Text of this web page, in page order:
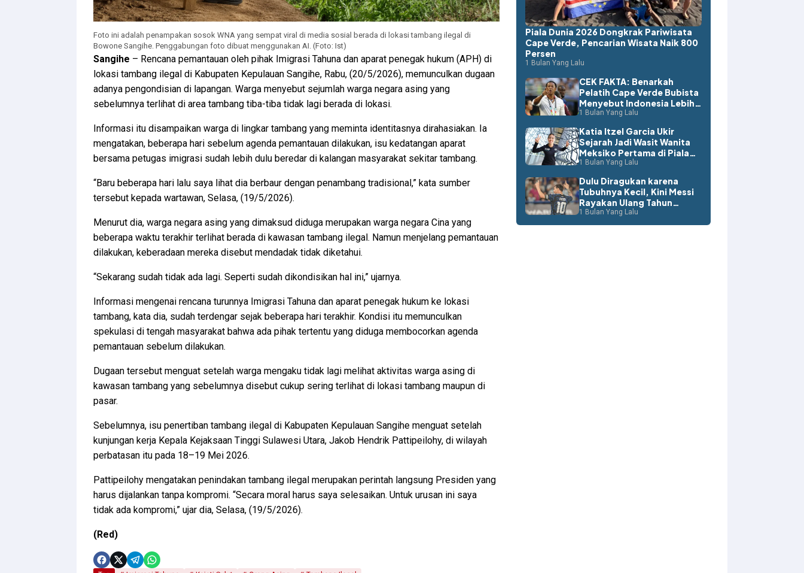
Foto ini adalah penampakan sosok WNA yang sempat viral di media sosial berada di lokasi tambang ilegal di
Bowone Sangihe. Penggabungan foto dibuat menggunakan AI. (Foto: Ist)
Sangihe – Rencana pemantauan oleh pihak Imigrasi Tahuna dan aparat penegak hukum (APH) di
lokasi tambang ilegal di Kabupaten Kepulauan Sangihe, Rabu, (20/5/2026), memunculkan dugaan
adanya pengondisian di lapangan. Warga menyebut sejumlah warga negara asing yang
sebelumnya terlihat di area tambang tiba-tiba tidak lagi berada di lokasi.
Informasi itu disampaikan warga di lingkar tambang yang meminta identitasnya dirahasiakan. Ia
mengatakan, beberapa hari sebelum agenda pemantauan dilakukan, isu kedatangan aparat
bersama petugas imigrasi sudah lebih dulu beredar di kalangan masyarakat sekitar tambang.
“Baru beberapa hari lalu saya lihat dia berbaur dengan penambang tradisional,” kata sumber
tersebut kepada wartawan, Selasa, (19/5/2026).
Menurut dia, warga negara asing yang dimaksud diduga merupakan warga negara Cina yang
beberapa waktu terakhir terlihat berada di kawasan tambang ilegal. Namun menjelang pemantauan
dilakukan, keberadaan mereka disebut mendadak tidak diketahui.
“Sekarang sudah tidak ada lagi. Seperti sudah dikondisikan hal ini,” ujarnya.
Informasi mengenai rencana turunnya Imigrasi Tahuna dan aparat penegak hukum ke lokasi
tambang, kata dia, sudah terdengar sejak beberapa hari terakhir. Kondisi itu memunculkan
spekulasi di tengah masyarakat bahwa ada pihak tertentu yang diduga membocorkan agenda
pemantauan sebelum dilakukan.
Dugaan tersebut menguat setelah warga mengaku tidak lagi melihat aktivitas warga asing di
kawasan tambang yang sebelumnya disebut cukup sering terlihat di lokasi tambang maupun di
pasar.
Sebelumnya, isu penertiban tambang ilegal di Kabupaten Kepulauan Sangihe menguat setelah
kunjungan kerja Kepala Kejaksaan Tinggi Sulawesi Utara, Jakob Hendrik Pattipeilohy, di wilayah
perbatasan itu pada 18–19 Mei 2026.
Pattipeilohy mengatakan penindakan tambang ilegal merupakan perintah langsung Presiden yang
harus dijalankan tanpa kompromi. “Secara moral harus saya selesaikan. Untuk urusan ini saya
tidak ada kompromi,” ujar dia, Selasa, (19/5/2026).
(Red)
Piala Dunia 2026 Dongkrak Pariwisata
Cape Verde, Pencarian Wisata Naik 800
Persen
1 Bulan Yang Lalu
CEK FAKTA: Benarkah
Pelatih Cape Verde Bubista
Menyebut Indonesia Lebih
Layak ke Piala Dunia?
1 Bulan Yang Lalu
Katia Itzel Garcia Ukir
Sejarah Jadi Wasit Wanita
Meksiko Pertama di Piala
Dunia
1 Bulan Yang Lalu
Dulu Diragukan karena
Tubuhnya Kecil, Kini Messi
Rayakan Ulang Tahun
dengan Rekor Dunia
1 Bulan Yang Lalu